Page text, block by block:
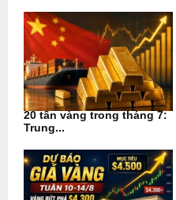
20 tấn vàng trong tháng 7:
Trung...